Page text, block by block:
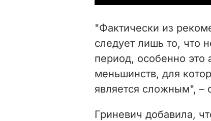
"Фактически из
следует лишь то, что
период, особенно это
меньшинств, для
является сложным", –
Гриневич добавила,